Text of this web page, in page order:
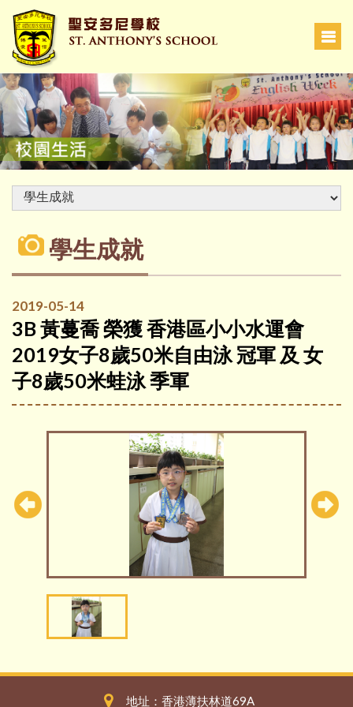
學生成就
2019-05-14
3B 黃蔓喬 榮獲 香港區小小水運會
2019女子8歲50米自由泳 冠軍 及 女
子8歲50米蛙泳 季軍
地址：香港薄扶林道69A